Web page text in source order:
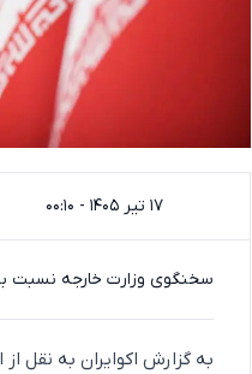
۱۷ تیر ۱۴۰۵ - ۰۰:۱۰
سخنگوی وزارت خارجه نسبت
به گزارش اکو‌ایران به نقل